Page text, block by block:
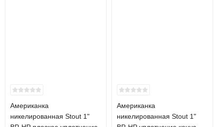
Американка
никелированная Stout 1"
Американка
никелированная Stout 1"